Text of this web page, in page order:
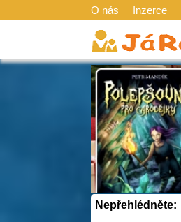
O nás Inzerce
Nepřehlédněte: